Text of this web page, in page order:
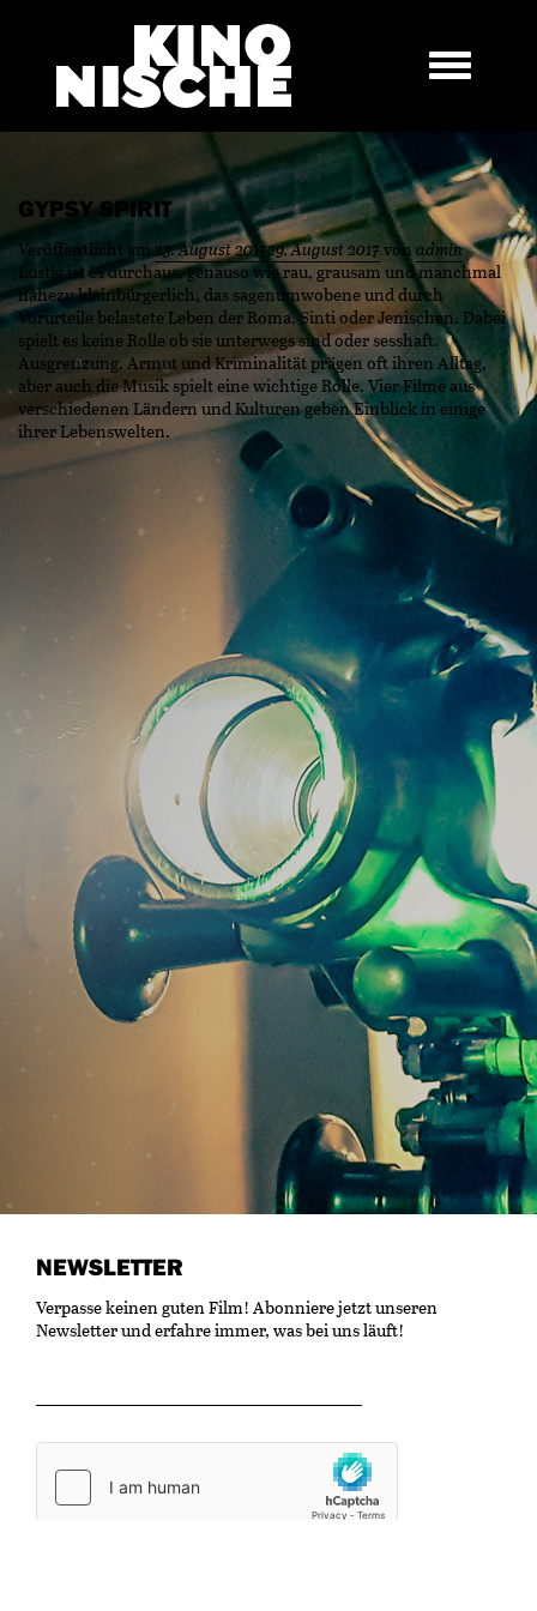
GYPSY SPIRIT
Veröffentlicht am23. August 201729. August 2017vonadmin
Lustig ist es durchaus, genauso wie rau, grausam und manchmal
nahezu kleinbürgerlich, das sagenumwobene und durch
Vorurteile belastete Leben der Roma, Sinti oder Jenischen. Dabei
spielt es keine Rolle ob sie unterwegs sind oder sesshaft.
Ausgrenzung, Armut und Kriminalität prägen oft ihren Alltag,
aber auch die Musik spielt eine wichtige Rolle. Vier Filme aus
verschiedenen Ländern und Kulturen geben Einblick in einige
ihrer Lebenswelten.
NEWSLETTER
Verpasse keinen guten Film! Abonniere jetzt unseren
Newsletter und erfahre immer, was bei uns läuft!